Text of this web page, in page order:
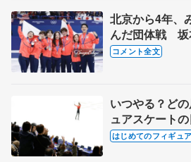
北京から4年、
んだ団体戦 坂
しい選手ばっ
コメント全文
いつやる？ど
ュアスケート
ラノ・コルテ
はじめてのフィギュア